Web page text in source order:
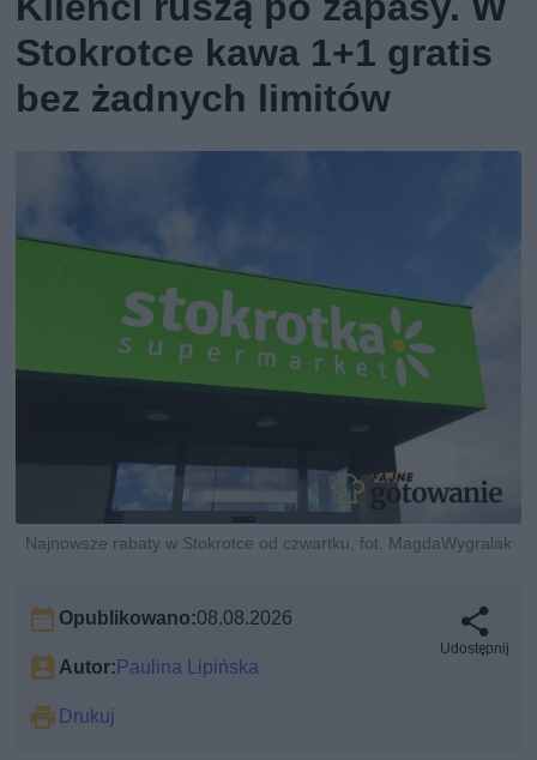
Stokrotce kawa 1+1 gratis
bez żadnych limitów
Najnowsze rabaty w Stokrotce od czwartku, fot. MagdaWygralak
Opublikowano:08.08.2026
Autor:Paulina Lipińska
Drukuj
Udostępnij